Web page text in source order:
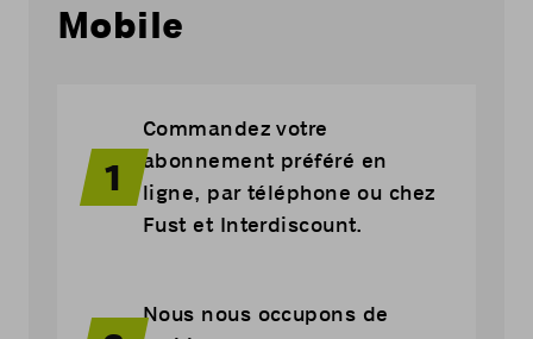
Mobile
1
Commandez votre
abonnement préféré en
ligne, par téléphone ou chez
Fust et Interdiscount.
Nous nous occupons de